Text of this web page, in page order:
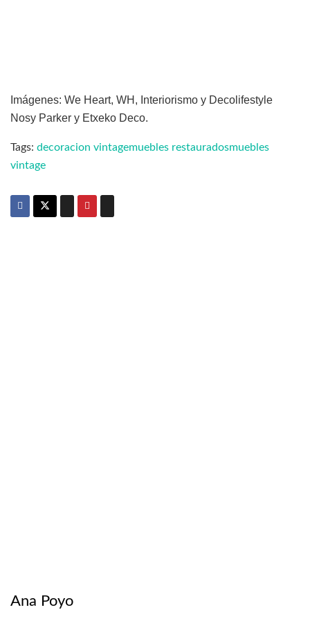
Imágenes: We Heart, WH, Interiorismo y Decolifestyle
Nosy Parker y Etxeko Deco.
Tags: decoracion vintagemuebles restauradosmuebles
vintage
Ana Poyo